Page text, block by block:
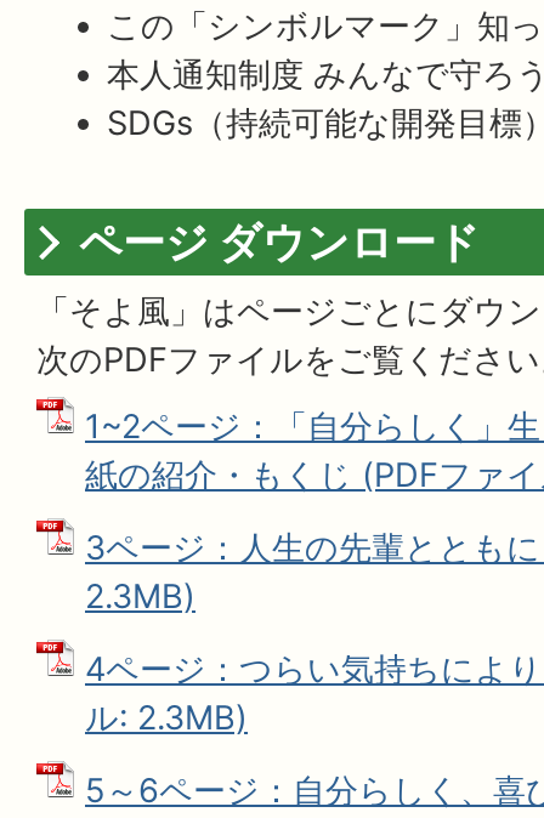
この「シンボルマーク」知
本人通知制度 みんなで守ろ
SDGs（持続可能な開発目標
ページ ダウンロード
「そよ風」はページごとにダウ
次のPDFファイルをご覧くださ
1~2ページ：「自分らしく」
紙の紹介・もくじ (PDFファ
3ページ：人生の先輩ととも
2.3MB)
4ページ：つらい気持ちによ
ル: 2.3MB)
5～6ページ：自分らしく、喜